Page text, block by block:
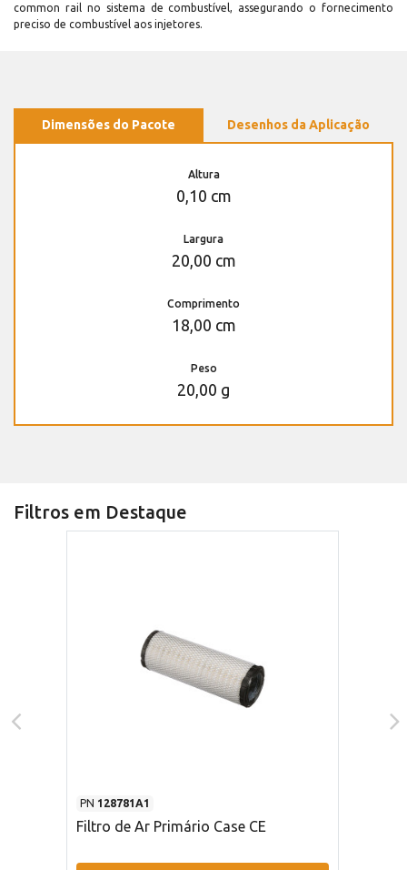
common rail no sistema de combustível, assegurando o fornecimento
preciso de combustível aos injetores.
Dimensões do Pacote Desenhos da Aplicação
Altura
0,10 cm
Largura
20,00 cm
Comprimento
18,00 cm
Peso
20,00 g
Filtros em Destaque
PN 128781A1
Filtro de Ar Primário Case CE